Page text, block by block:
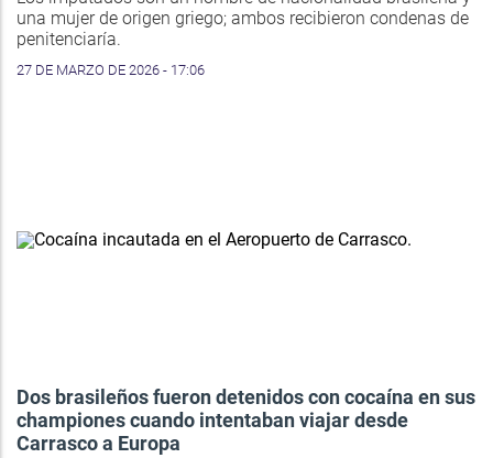
una mujer de origen griego; ambos recibieron condenas de
penitenciaría.
27 DE MARZO DE 2026 - 17:06
Dos brasileños fueron detenidos con cocaína en sus
championes cuando intentaban viajar desde
Carrasco a Europa